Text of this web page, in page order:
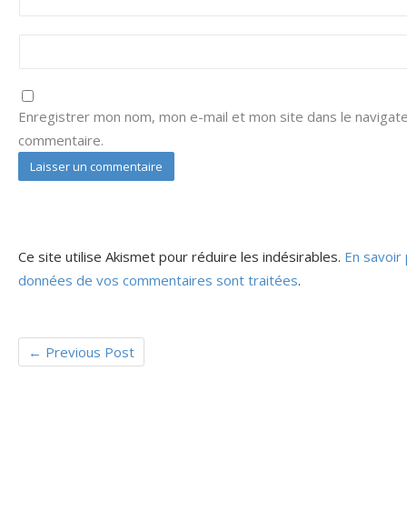
Enregistrer mon nom, mon e-mail et mon site dans le
commentaire.
Ce site utilise Akismet pour réduire les indésirables. En
données de vos commentaires sont traitées.
← Previous Post